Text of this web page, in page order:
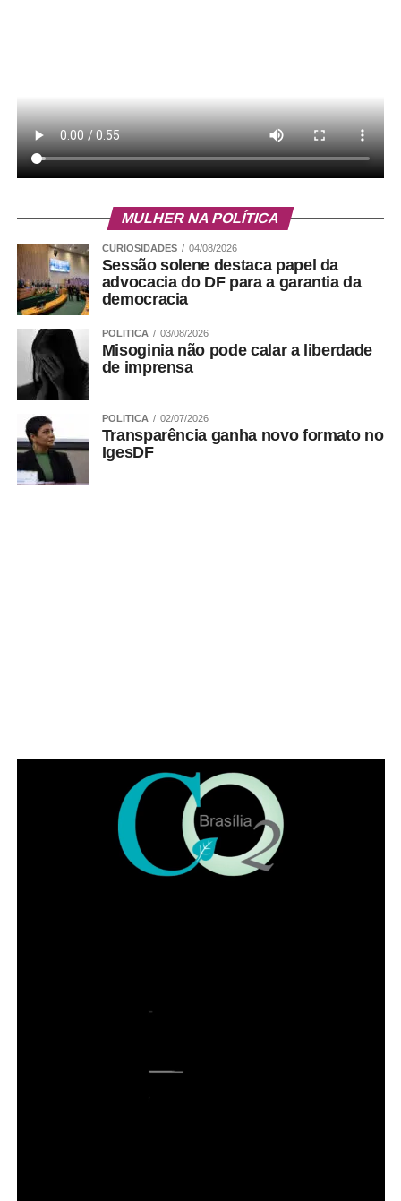
MULHER NA POLÍTICA
CURIOSIDADES 04/08/2026
Sessão solene destaca papel da
advocacia do DF para a garantia da
democracia
POLITICA 03/08/2026
Misoginia não pode calar a liberdade
de imprensa
POLITICA 02/07/2026
Transparência ganha novo formato no
IgesDF